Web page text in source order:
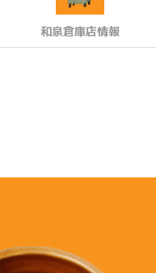
和泉倉庫店情報